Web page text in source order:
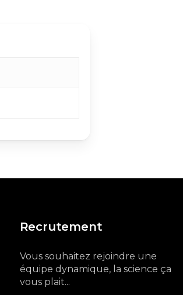
Recrutement
Vous souhaitez rejoindre une
équipe dynamique, la science ça
vous plait...